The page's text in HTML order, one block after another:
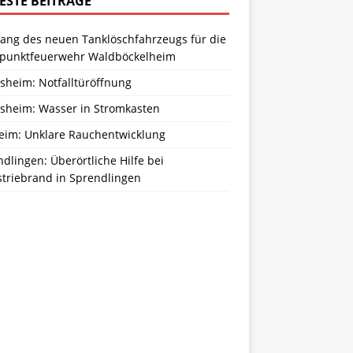
des neuen Tanklöschfahrzeugs für die
Waldböckelheim
Notfalltüröffnung
Wasser in Stromkasten
Unklare Rauchentwicklung
Überörtliche Hilfe bei
in Sprendlingen